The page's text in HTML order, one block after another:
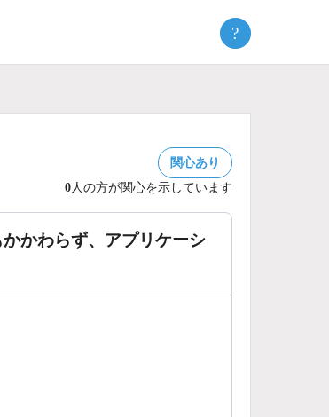
?
関心あり
0人の方が関心を示しています
かわらず、アプリケーシ